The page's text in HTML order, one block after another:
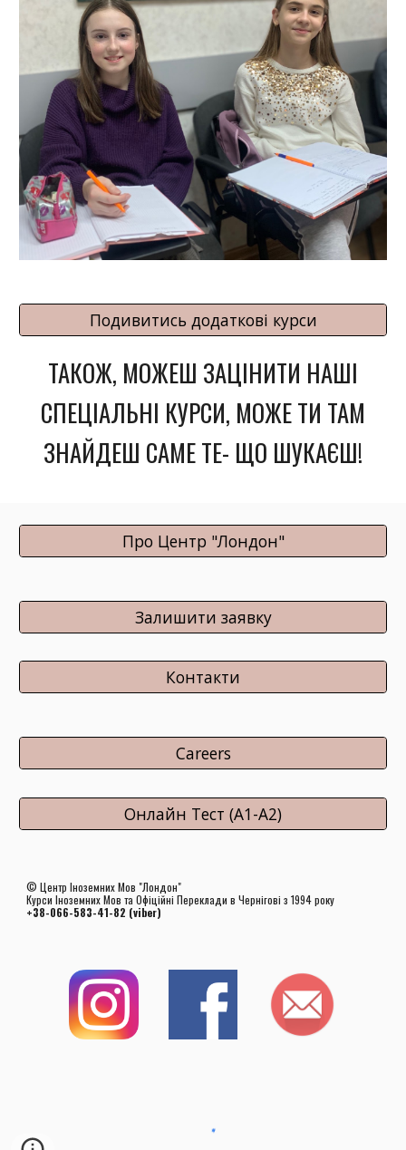
Подивитись додаткові курси
ТАКОЖ, МОЖЕШ ЗАЦІНИТИ НАШІ
СПЕЦІАЛЬНІ КУРСИ, МОЖЕ ТИ ТАМ
ЗНАЙДЕШ САМЕ ТЕ- ЩО ШУКАЄШ!
Про Центр "Лондон"
Залишити заявку
Контакти
Careers
Онлайн Тест (А1-А2)
© Центр Іноземних Мов "Лондон"
КурсиІноземних Мов та Офіційні Переклади в Черніговіз 1994 року
+38-066-583-41-82 (viber)